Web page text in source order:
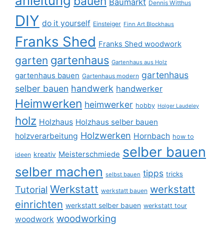
Baumarkt Dennis Witthus
DIY do it yourself Einsteiger Finn Art Blockhaus
Franks Shed Franks Shed woodwork
garten gartenhaus Gartenhaus aus Holz
gartenhaus bauen Gartenhaus modern gartenhaus
selber bauen handwerk handwerker
Heimwerken heimwerker hobby Holger Laudeley
holz Holzhaus Holzhaus selber bauen
holzverarbeitung Holzwerken Hornbach how to
ideen kreativ Meisterschmiede selber bauen
selber machen selbst bauen tipps tricks
Tutorial Werkstatt werkstatt bauen werkstatt
einrichten werkstatt selber bauen werkstatt tour
woodwork woodworking